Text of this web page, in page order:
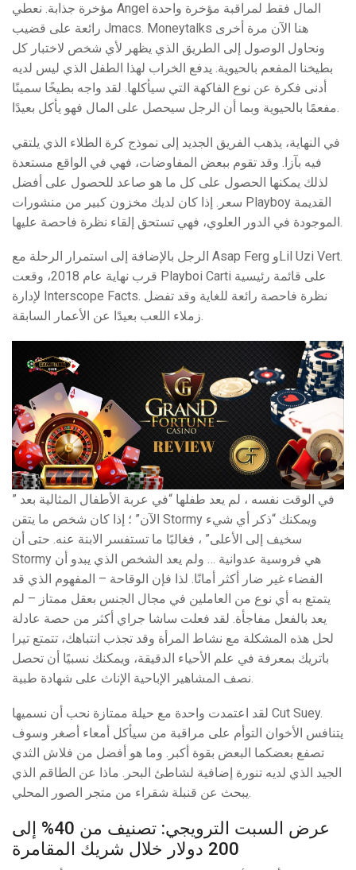
مؤخرة جذابة. نعطي Angel المال فقط لمراقبة مؤخرة واحدة
رائعة على قضيب Jmacs. Moneytalks هنا الآن مرة أخرى
ونحاول الوصول إلى الطريق الذي يظهر لأي شخص لاختبار كل
بطيخنا المفعم بالحيوية. يدفع الخراب لهذا الطفل الذي ليس لديه
أدنى فكرة عن نوع الفاكهة التي سيأكلها. لقد واجه بطيخًا سمينًا
مفعمًا بالحيوية وبما أن الرجل سيحصل على المال فهو يأكل بعيدًا.
في النهاية، يذهب الفريق الجديد إلى نموذج كرة الطلاء الذي يلتقي
فيه بآزا. وقد تقوم ببعض المفاوضات، فهي في الواقع مستعدة
لذلك يمكنها الحصول على كل ما هو صاعد للحصول على أفضل
سعر. إذا كان لديك مخزون كبير من منشورات Playboy القديمة
الموجودة في الدور العلوي، فهي تستحق إلقاء نظرة فاحصة عليها.
الرجل بالإضافة إلى استمرار الرحلة مع Asap Ferg وLil Uzi Vert.
قرب نهاية عام 2018، وقعت Playboi Carti على قائمة رئيسية
لإدارة Interscope Facts. نظرة فاحصة رائعة للغاية وقد تفضل
زملاء اللعب بعيدًا عن الأعمار السابقة.
” في الوقت نفسه ، لم يعد طفلها “في عربة الأطفال المثالية بعد
الآن” ؛ إذا كان شخص ما يتقن Stormy ويمكنك “ذكر أي شيء
سخيف إلى الأعلى” ، فغالبًا ما تستفسر الابنة عنه. حتى أن
Stormy هي فروسية عدوانية … ولم يعد الشخص الذي يبدو أن
الفضاء غير ضار أكثر أمانًا. لذا فإن الوقاحة – المفهوم الذي قد
يتمتع به أي نوع من العاملين في مجال الجنس بعقل ممتاز – لم
يعد بالفعل مفاجأة. لقد فعلت ساشا جراي أكثر من حصة عادلة
لحل هذه المشكلة مع نشاط المرأة وقد تجذب انتباهك، تتمتع تيرا
باتريك بمعرفة في علم الأحياء الدقيقة، ويمكنك نسبيًا أن تحصل
نصف المشاهير الإباحية الإناث على شهادة طبية.
لقد اعتمدت واحدة مع حيلة ممتازة نحب أن نسميها Cut Suey.
يتنافس الأخوان التوأم على مراقبة من سيأكل أمعاء أصغر وسوف
تصفع بعضكما البعض بقوة أكبر. وما هو أفضل من فلاش الثدي
الجيد الذي لديه تنورة إضافية لشاطئ البحر. ماذا عن الطاقم الذي
يبحث عن قنبلة شقراء من متجر الصور المحلي.
عرض السبت الترويجي: تصنيف من 40% إلى
200 دولار خلال شريك المقامرة